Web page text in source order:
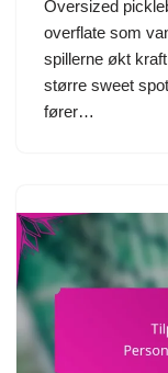
Oversized
overflate som
spillerne økt
større sweet
fører…